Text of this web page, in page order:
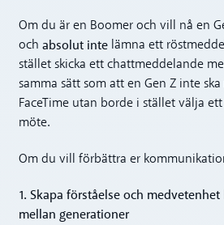
Om du är en Boomer och vill nå en
ochabsolut inte lämna ett
stället skicka ett chattmeddelande
samma sätt som att en Gen Z inte
FaceTime utan borde i stället välja
möte.
Om du vill förbättra er
1. Skapa förståelse och
mellan generationer